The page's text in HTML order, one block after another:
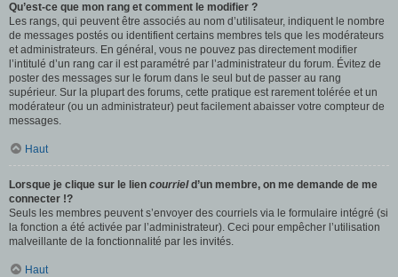
Qu’est-ce que mon rang et comment le modifier ?
Les rangs, qui peuvent être associés au nom d’utilisateur, indiquent le nombre
de messages postés ou identifient certains membres tels que les modérateurs
et administrateurs. En général, vous ne pouvez pas directement modifier
l’intitulé d’un rang car il est paramétré par l’administrateur du forum. Évitez de
poster des messages sur le forum dans le seul but de passer au rang
supérieur. Sur la plupart des forums, cette pratique est rarement tolérée et un
modérateur (ou un administrateur) peut facilement abaisser votre compteur de
messages.
Haut
Lorsque je clique sur le lien courrield’un membre, on me demande de me
connecter !?
Seuls les membres peuvent s’envoyer des courriels via le formulaire intégré (si
la fonction a été activée par l’administrateur). Ceci pour empêcher l’utilisation
malveillante de la fonctionnalité par les invités.
Haut